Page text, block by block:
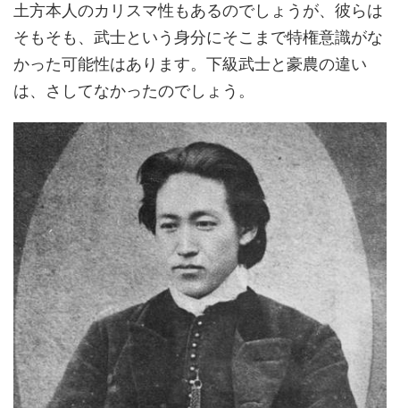
土方本人のカリスマ性もあるのでしょうが、彼らは
そもそも、武士という身分にそこまで特権意識がな
かった可能性はあります。下級武士と豪農の違い
は、さしてなかったのでしょう。